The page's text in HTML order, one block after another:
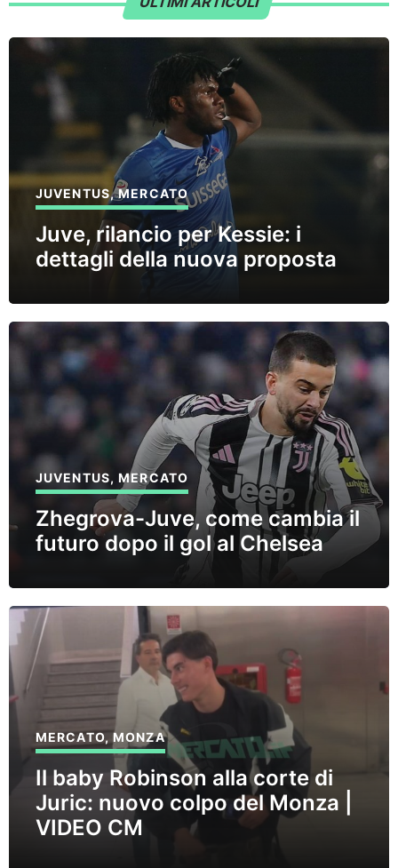
JUVENTUS,MERCATO
Juve, rilancio per Kessie: i
dettagli della nuova proposta
JUVENTUS,MERCATO
Zhegrova-Juve, come cambia il
futuro dopo il gol al Chelsea
MERCATO,MONZA
Il baby Robinson alla corte di
Juric: nuovo colpo del Monza |
VIDEO CM